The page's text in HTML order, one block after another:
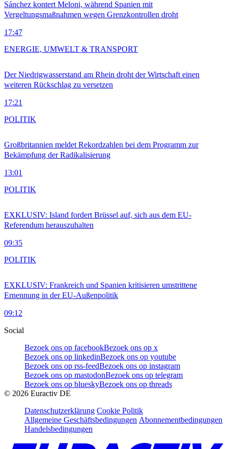
Sánchez kontert Meloni, während Spanien mit
Vergeltungsmaßnahmen wegen Grenzkontrollen droht
17:47
Der Niedrigwasserstand am Rhein droht der Wirtschaft einen
weiteren Rückschlag zu versetzen
17:21
ENERGIE, UMWELT & TRANSPORT
Großbritannien meldet Rekordzahlen bei dem Programm zur
Bekämpfung der Radikalisierung
13:01
POLITIK
EXKLUSIV: Island fordert Brüssel auf, sich aus dem EU-
Referendum herauszuhalten
09:35
POLITIK
EXKLUSIV: Frankreich und Spanien kritisieren umstrittene
Ernennung in der EU-Außenpolitik
09:12
POLITIK
Social
Bezoek ons op facebookBezoek ons op x
Bezoek ons op linkedinBezoek ons op youtube
Bezoek ons op rss-feedBezoek ons op instagram
Bezoek ons op mastodonBezoek ons op telegram
Bezoek ons op blueskyBezoek ons op threads
© 2026 Euractiv DE
Datenschutzerklärung Cookie Politik
Allgemeine Geschäftsbedingungen Abonnementbedingungen
Handelsbedingungen